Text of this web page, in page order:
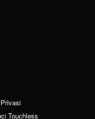
Touchless